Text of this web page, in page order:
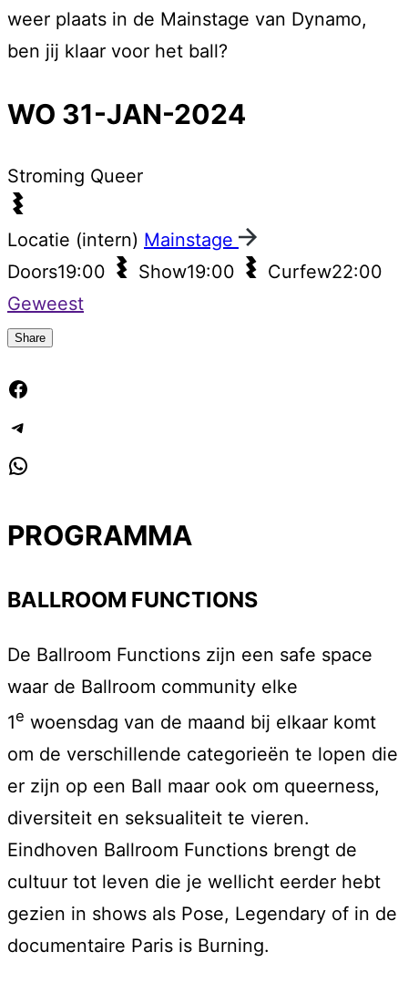
weer plaats in de Mainstage van Dynamo,
ben jij klaar voor het ball?
WO 31-JAN-2024
Stroming Queer
Locatie (intern) Mainstage
Doors19:00 Show19:00 Curfew22:00
Geweest
Share
PROGRAMMA
BALLROOM FUNCTIONS
De Ballroom Functions zijn een safe space
waar de Ballroom community elke
1e woensdag van de maand bij elkaar komt
om de verschillende categorieën te lopen die
er zijn op een Ball maar ook om queerness,
diversiteit en seksualiteit te vieren.
Eindhoven Ballroom Functions brengt de
cultuur tot leven die je wellicht eerder hebt
gezien in shows als Pose, Legendary of in de
documentaire Paris is Burning.